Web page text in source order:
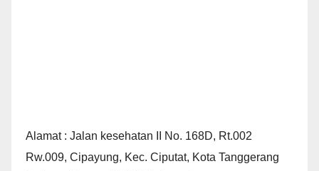
Alamat : Jalan kesehatan II No. 168D, Rt.002
Rw.009, Cipayung, Kec. Ciputat, Kota Tanggerang